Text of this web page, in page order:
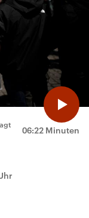
06:22 Minuten